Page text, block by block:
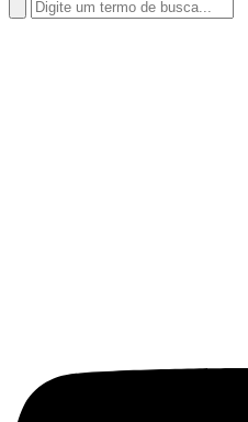
Search
for: